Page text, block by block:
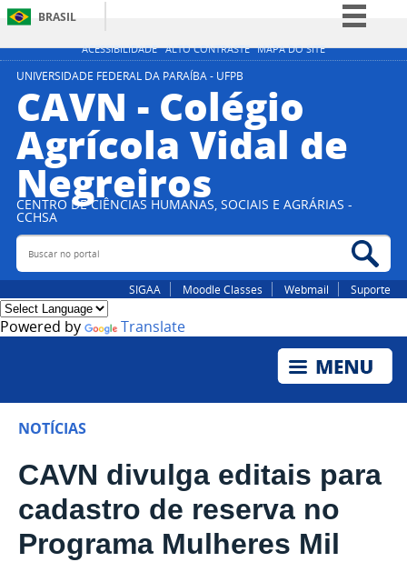
ACESSIBILIDADE ALTO CONTRASTE MAPA DO SITE
BRASIL
Simplifique!
Participe
Acesso à informação
Legislação
UNIVERSIDADE FEDERAL DA PARAÍBA - UFPB
CAVN - Colégio
Agrícola Vidal de
Negreiros
CENTRO DE CIÊNCIAS HUMANAS, SOCIAIS E AGRÁRIAS -
CCHSA
Buscar no portal
SIGAA Moodle Classes Webmail Suporte
Powered by Translate
NOTÍCIAS
CAVN divulga editais para
cadastro de reserva no
Programa Mulheres Mil